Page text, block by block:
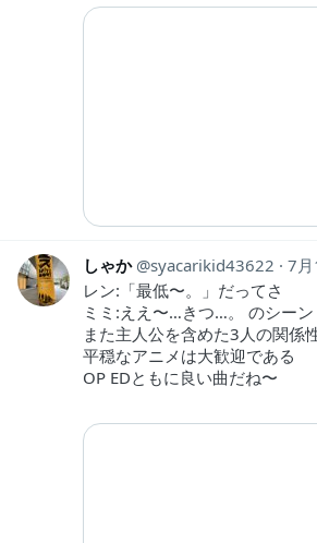
しゃか syacarikid43622
7月
レン:「最低〜。」だってさ
ミミ:ええ〜…きつ…。 のシーン
また主人公を含めた3人の関係
平穏なアニメは大歓迎である
OP EDともに良い曲だね〜